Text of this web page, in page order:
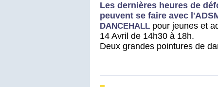
Les dernières heures de
peuvent se faire avec
DANCEHALL pour jeunes et
14 Avril de 14h30 à 18h.
Deux grandes pointures de